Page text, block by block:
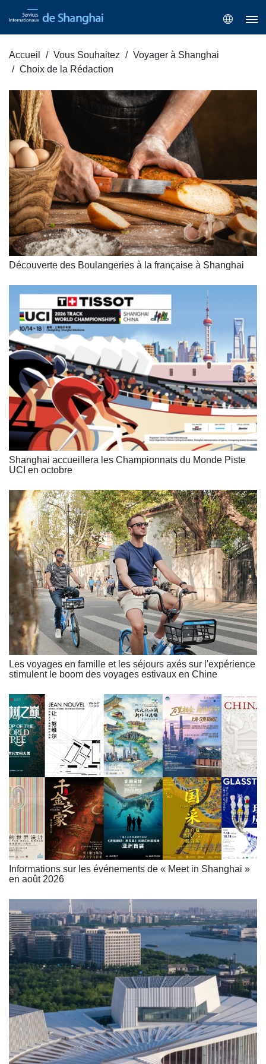
Accueil Vous Souhaitez
Voyager à Shanghai
Choix de la Rédaction
Découverte des Boulangeries à la française à Shanghai
Shanghai accueillera les Championnats du Monde Piste
UCI en octobre
Les voyages en famille et les séjours axés sur l'expérience
stimulent le boom des voyages estivaux en Chine
Informations sur les événements de « Meet in Shanghai »
en août 2026